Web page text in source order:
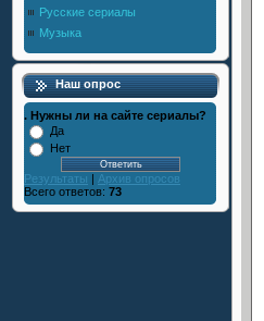
Русские сериалы
Музыка
Наш опрос
. Нужны ли на сайте сериалы?
Да
Нет
Результаты | Архив опросов
Всего ответов: 73